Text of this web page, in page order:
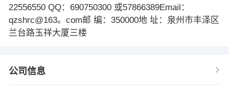
22556550 QQ：690750300 或57866389Email：
qzshrc@163。com邮 编：350000地 址：泉州市丰泽区
兰台路玉祥大厦三楼
公司信息